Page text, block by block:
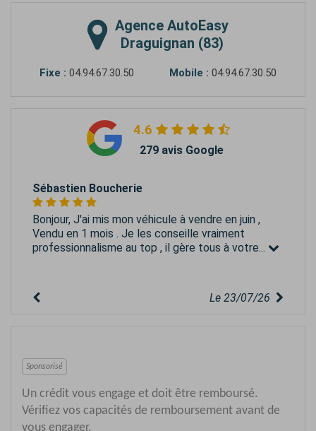
Agence AutoEasy
Draguignan (83)
Fixe : 04.94.67.30.50 Mobile : 04.94.67.30.50
4.6
279 avis Google
Sébastien Boucherie
Bonjour, J'ai mis mon véhicule à vendre en juin ,
Vendu en 1 mois . Je les conseille vraiment
professionnalisme au top , il gère tous à votre...
Le 23/07/26